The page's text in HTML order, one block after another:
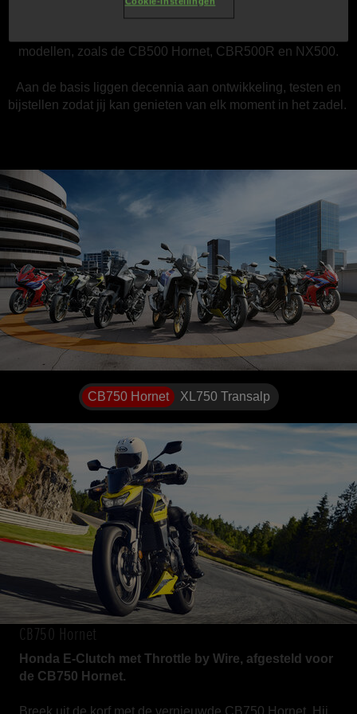
modellen, zoals de CB500 Hornet, CBR500R en NX500.
Aan de basis liggen decennia aan ontwikkeling, testen en
bijstellen zodat jij kan genieten van elk moment in het zadel.
CB750 Hornet XL750 Transalp
CB750 Hornet
Honda E-Clutch met Throttle by Wire, afgesteld voor
de CB750 Hornet.